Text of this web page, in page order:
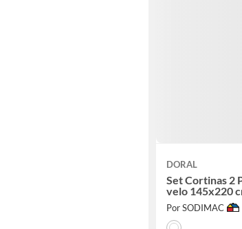
DORAL
Set Cortinas 2
velo 145x220
Por SODIMAC